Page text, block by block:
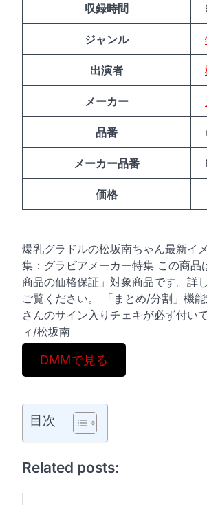
収録時間
ジャンル
出演者
メーカー
品番
メーカー品番
価格
爆乳グラドルの松坂南ちゃん最新イ
集：グラビアメーカー特集 この商
商品の価格保証」対象商品です。詳
ご覧ください。 「まとめ/分割」機
さんのサイン入りチェキが必ず付い
ィ/松坂南
DMMで見る
目次
Related posts: